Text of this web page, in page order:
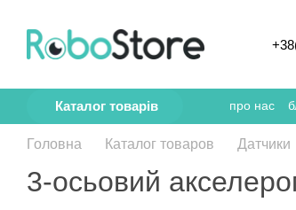
Каталог товарів про нас
Головна Каталог товаров Датчики
3-осьовий